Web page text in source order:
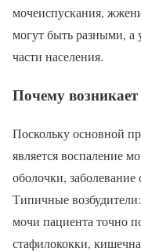
мочеиспускания,
могут быть разными, а
части населения.
Почему
Поскольку основной
является воспаление
оболочки,
Типичные
мочи пациента точно
стафилококки,